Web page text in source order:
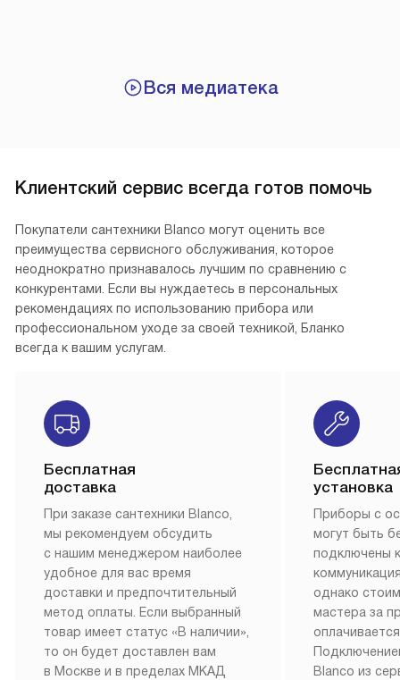
Вся медиатека
Клиентский сервис всегда готов помочь
Покупатели сантехники Blanco могут оценить все
преимущества сервисного обслуживания, которое
неоднократно признавалось лучшим по сравнению с
конкурентами. Если вы нуждаетесь в персональных
рекомендациях по использованию прибора или
профессиональном уходе за своей техникой, Бланко
всегда к вашим услугам.
Бесплатная
доставка
При заказе сантехники Blanco,
мы рекомендуем обсудить
с нашим менеджером наиболее
удобное для вас время
доставки и предпочтительный
метод оплаты. Если выбранный
товар имеет статус «В наличии»,
то он будет доставлен вам
в Москве и в пределах МКАД
установка
Приборы с
могут быть
подключены
однако
мастера за
Blanco из